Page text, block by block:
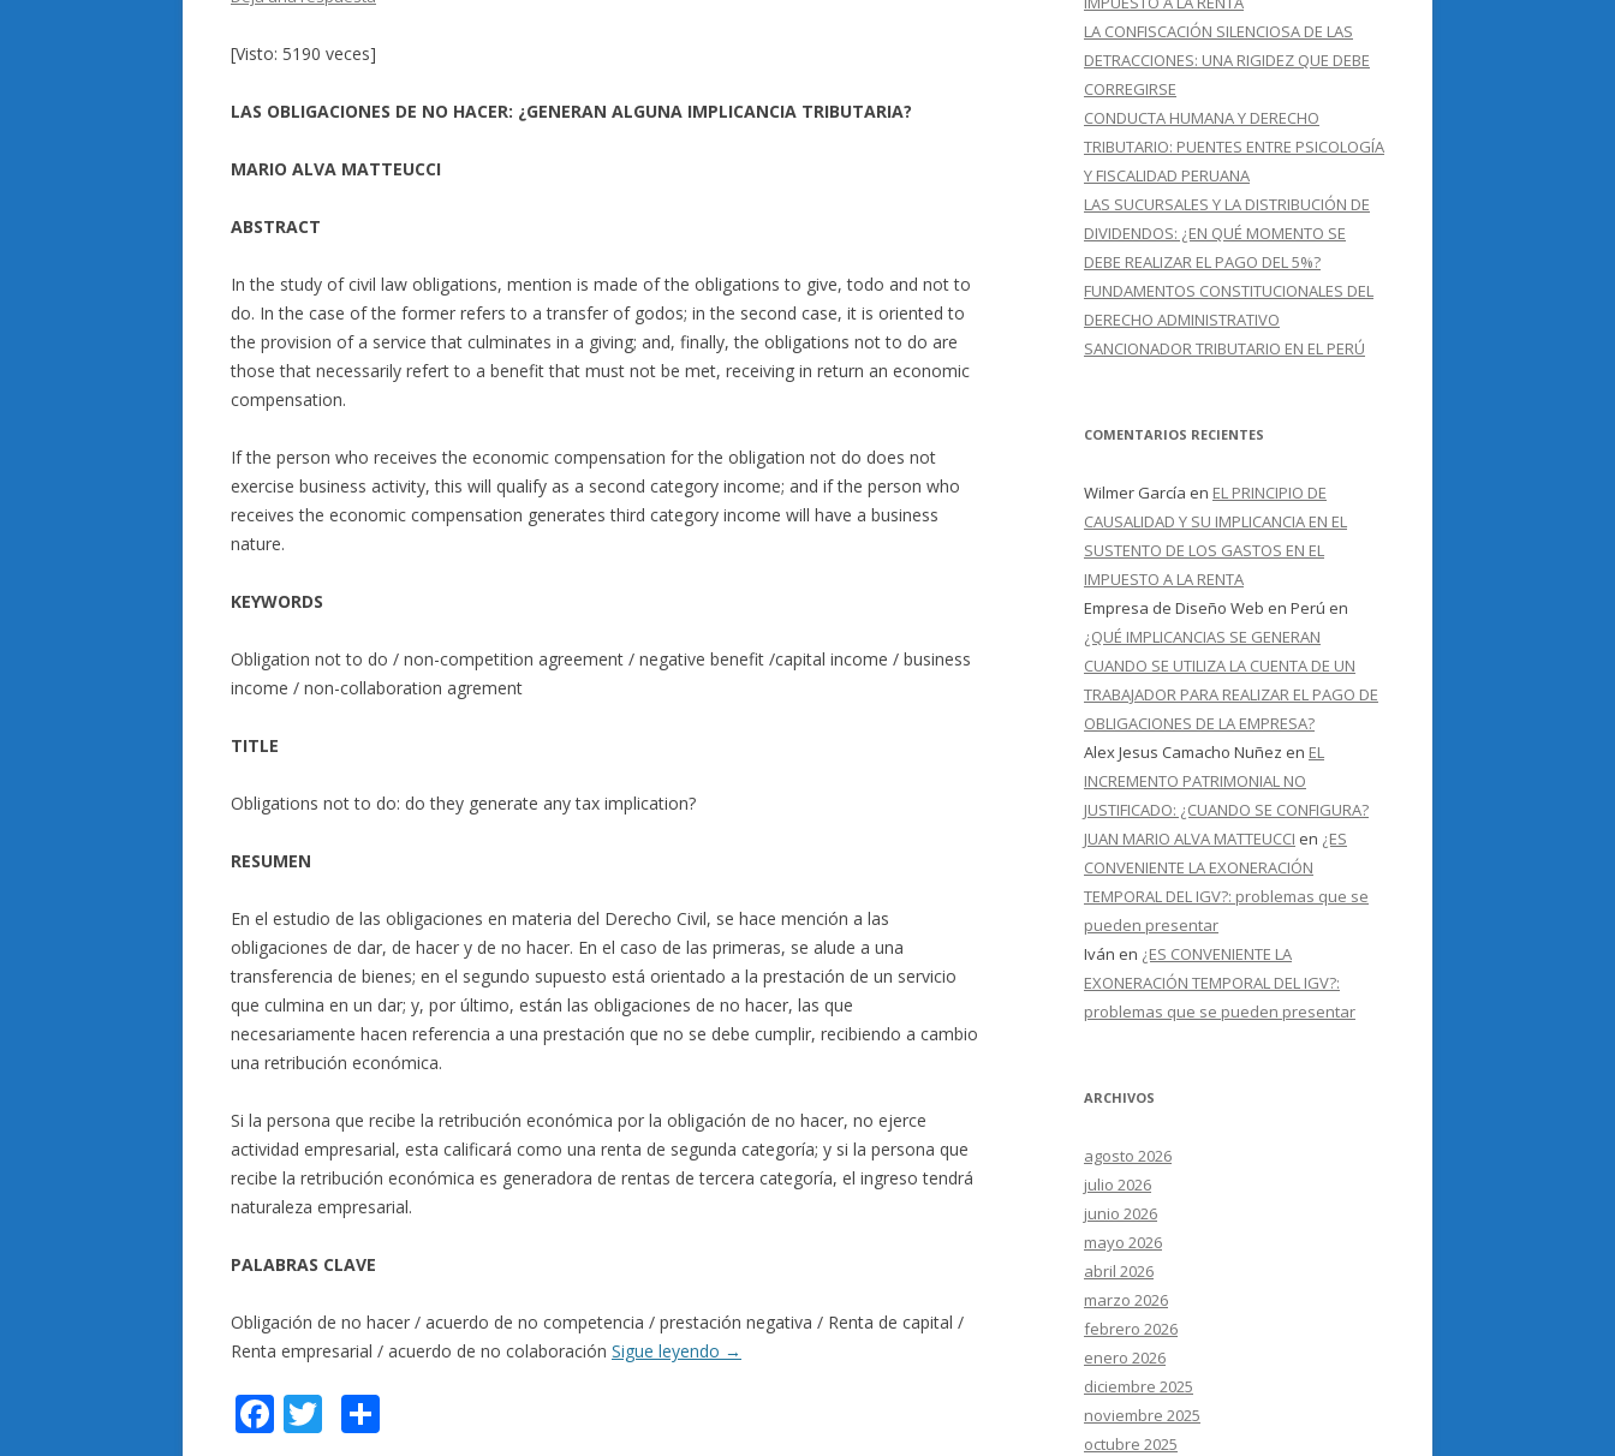
[Visto: 5190 veces]
LAS OBLIGACIONES DE NO HACER: ¿GENERAN ALGUNA IMPLICANCIA TRIBUTARIA?
MARIO ALVA MATTEUCCI
ABSTRACT
In the study of civil law obligations, mention is made of the obligations to give, todo and not to
do. In the case of the former refers to a transfer of godos; in the second case, it is oriented to
the provision of a service that culminates in a giving; and, finally, the obligations not to do are
those that necessarily refert to a benefit that must not be met, receiving in return an economic
compensation.
If the person who receives the economic compensation for the obligation not do does not
exercise business activity, this will qualify as a second category income; and if the person who
receives the economic compensation generates third category income will have a business
nature.
KEYWORDS
Obligation not to do / non-competition agreement / negative benefit /capital income / business
income / non-collaboration agrement
TITLE
Obligations not to do: do they generate any tax implication?
RESUMEN
En el estudio de las obligaciones en materia del Derecho Civil, se hace mención a las
obligaciones de dar, de hacer y de no hacer. En el caso de las primeras, se alude a una
transferencia de bienes; en el segundo supuesto está orientado a la prestación de un servicio
que culmina en un dar; y, por último, están las obligaciones de no hacer, las que
necesariamente hacen referencia a una prestación que no se debe cumplir, recibiendo a cambio
una retribución económica.
Si la persona que recibe la retribución económica por la obligación de no hacer, no ejerce
actividad empresarial, esta calificará como una renta de segunda categoría; y si la persona que
recibe la retribución económica es generadora de rentas de tercera categoría, el ingreso tendrá
naturaleza empresarial.
PALABRAS CLAVE
Obligación de no hacer / acuerdo de no competencia / prestación negativa / Renta de capital /
Renta empresarial / acuerdo de no colaboración Sigue leyendo →
F T
LA CONFISCACIÓN SILENCIOSA DE LAS
DETRACCIONES: UNA RIGIDEZ QUE DEBE
CORREGIRSE
CONDUCTA HUMANA Y DERECHO
TRIBUTARIO: PUENTES ENTRE PSICOLOGÍA
Y FISCALIDAD PERUANA
LAS SUCURSALES Y LA DISTRIBUCIÓN DE
DIVIDENDOS: ¿EN QUÉ MOMENTO SE
DEBE REALIZAR EL PAGO DEL 5%?
FUNDAMENTOS CONSTITUCIONALES DEL
DERECHO ADMINISTRATIVO
SANCIONADOR TRIBUTARIO EN EL PERÚ
COMENTARIOS RECIENTES
Wilmer García en EL PRINCIPIO DE
CAUSALIDAD Y SU IMPLICANCIA EN EL
SUSTENTO DE LOS GASTOS EN EL
IMPUESTO A LA RENTA
Empresa de Diseño Web en Perú en
¿QUÉ IMPLICANCIAS SE GENERAN
CUANDO SE UTILIZA LA CUENTA DE UN
TRABAJADOR PARA REALIZAR EL PAGO DE
OBLIGACIONES DE LA EMPRESA?
Alex Jesus Camacho Nuñez en EL
INCREMENTO PATRIMONIAL NO
JUSTIFICADO: ¿CUANDO SE CONFIGURA?
JUAN MARIO ALVA MATTEUCCI en ¿ES
CONVENIENTE LA EXONERACIÓN
TEMPORAL DEL IGV?: problemas que se
pueden presentar
Iván en ¿ES CONVENIENTE LA
EXONERACIÓN TEMPORAL DEL IGV?:
problemas que se pueden presentar
ARCHIVOS
agosto 2026
julio 2026
junio 2026
mayo 2026
abril 2026
marzo 2026
febrero 2026
enero 2026
diciembre 2025
noviembre 2025
octubre 2025